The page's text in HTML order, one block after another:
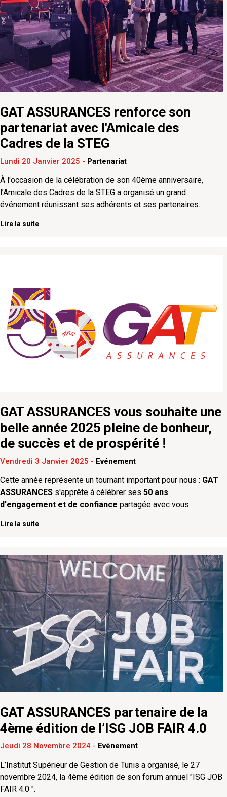
GAT ASSURANCES renforce son
partenariat avec l'Amicale des
Cadres de la STEG
Lundi 20 Janvier 2025 - Partenariat
À l'occasion de la célébration de son 40ème anniversaire,
l’Amicale des Cadres de la STEG a organisé un grand
événement réunissant ses adhérents et ses partenaires.
Lire la suite
GAT ASSURANCES vous souhaite une
belle année 2025 pleine de bonheur,
de succès et de prospérité !
Vendredi 3 Janvier 2025 - Evénement
Cette année représente un tournant important pour nous : GAT
ASSURANCES s'apprête à célébrer ses 50 ans
d'engagement et de confiance partagée avec vous.
Lire la suite
GAT ASSURANCES partenaire de la
4ème édition de l’ISG JOB FAIR 4.0
Jeudi 28 Novembre 2024 - Evénement
L’Institut Supérieur de Gestion de Tunis a organisé, le 27
novembre 2024, la 4ème édition de son forum annuel "ISG JOB
FAIR 4.0 ".